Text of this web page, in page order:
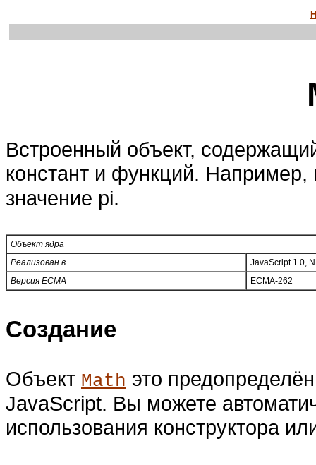
Встроенный объект,
констант и функций. Например,
значение pi.
Объект ядра
Реализован в
JavaScript 1.0,
Версия ECMA
ECMA-262
Создание
Объект Math это
JavaScript. Вы можете
использования конструктора